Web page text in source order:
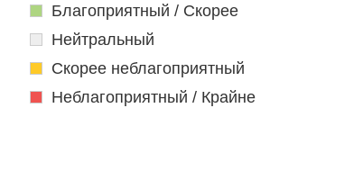
Благоприятный / Скорее
Нейтральный
Скорее неблагоприятный
Неблагоприятный / Крайне